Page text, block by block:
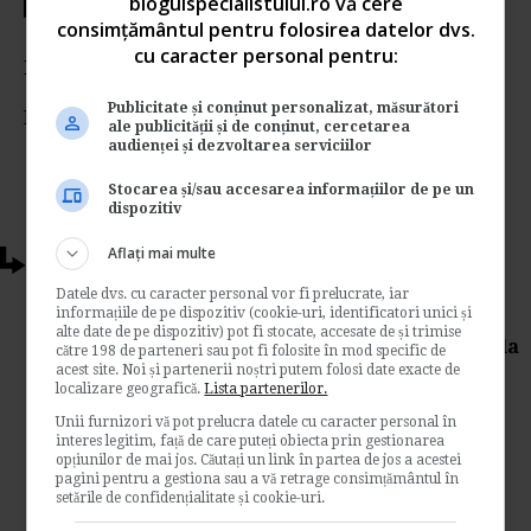
Votati articolul
Rating:
Nota: 5 din1voturi
Articole conexe
Ministerul Muncii: Proiect pentru
acordarea de beneficii de asistenta sociala
deWww.legislatiamuncii.ro
Ministerul Muncii a emis recent spre
dezbatere Proiectul de hotarare pentru
modificarea si completarea Normelor
metodologice de aplicare a...
consimțământul pentru folosirea datelor dvs.
cu caracter personal pentru:
Publicitate și conținut personalizat, măsurători
ale publicității și de conținut, cercetarea
audienței și dezvoltarea serviciilor
Stocarea și/sau accesarea informațiilor de pe un
dispozitiv
Aflați mai multe
Datele dvs. cu caracter personal vor fi prelucrate, iar
informațiile de pe dispozitiv (cookie-uri, identificatori unici și
alte date de pe dispozitiv) pot fi stocate, accesate de și trimise
către 198 de parteneri sau pot fi folosite în mod specific de
acest site. Noi și partenerii noștri putem folosi date exacte de
localizare geografică.Lista partenerilor.
Unii furnizori vă pot prelucra datele cu caracter personal în
interes legitim, față de care puteți obiecta prin gestionarea
opțiunilor de mai jos. Căutați un link în partea de jos a acestei
pagini pentru a gestiona sau a vă retrage consimțământul în
setările de confidențialitate și cookie-uri.